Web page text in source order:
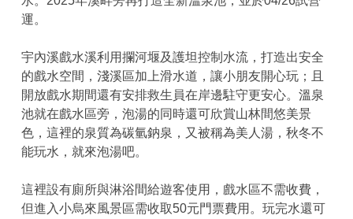
運。
宇內溪戲水溪利用攔河堰及護坦控制水流，打造出安全
的戲水空間，淺溪區加上滑水道，讓小朋友開心玩；且
開放戲水期間還有安排救生員在岸邊駐守更安心。溫泉
池就在戲水區旁，泡湯的同時還可欣賞山林間悠美景
色，這裡的泉質為碳氫鈉泉，又被稱為美人湯，秋冬不
能玩水，就來泡湯吧。
這裡設有廁所與淋浴間給遊客使用，戲水區不需收費，
但進入小烏來風景區需收取50元門票費用。玩完水還可